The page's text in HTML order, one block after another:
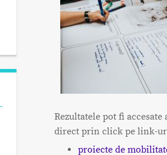
Rezultatele pot fi
direct prin click pe link-
proiecte de